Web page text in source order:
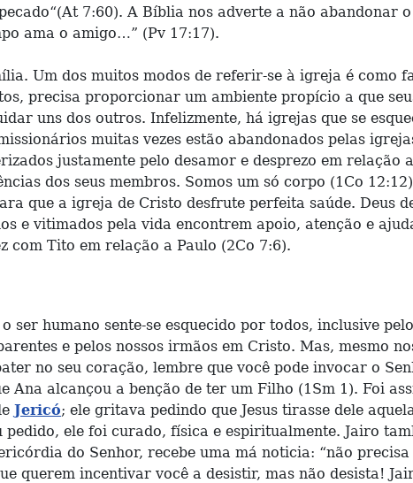
7:60). A Bíblia nos adverte a não abandonar
ama o amigo…” (Pv 17:17).
Um dos muitos modos de referir-se à igreja é como
precisa proporcionar um ambiente propício a que
uns dos outros. Infelizmente, há igrejas que se
muitas vezes estão abandonados pelas
justamente pelo desamor e desprezo em relação
dos seus membros. Somos um só corpo (1Co
que a igreja de Cristo desfrute perfeita saúde. Deus
e vitimados pela vida encontrem apoio, atenção e
com Tito em relação a Paulo (2Co 7:6).
humano sente-se esquecido por todos, inclusive
e pelos nossos irmãos em Cristo. Mas, mesmo
no seu coração, lembre que você pode invocar o
alcançou a benção de ter um Filho (1Sm 1). Foi
Jericó; ele gritava pedindo que Jesus tirasse dele
ele foi curado, física e espiritualmente. Jairo
do Senhor, recebe uma má noticia: “não
querem incentivar você a desistir, mas não desista!